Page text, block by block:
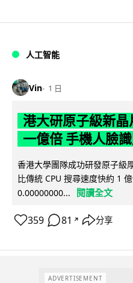
人工智能
Vin 1 日
港大研原子級新
一億倍 手機人臉
香港大學團隊成功研發原子級
比傳統 CPU 搜尋速度快約 1
0.00000000...
閱讀全文
359 81 ↗ 分享
ADVERTISEMENT